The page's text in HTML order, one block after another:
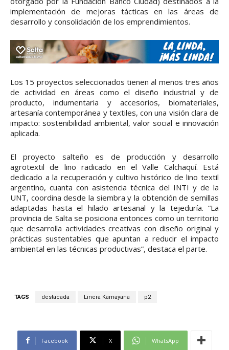
implementación de mejoras tácticas en las áreas de
desarrollo y consolidación de los emprendimientos.
Los 15 proyectos seleccionados tienen al menos tres años
de actividad en áreas como el diseño industrial y de
producto, indumentaria y accesorios, biomateriales,
artesanía contemporánea y textiles, con una visión clara de
impacto: sostenibilidad ambiental, valor social e innovación
aplicada.
El proyecto salteño es de producción y desarrollo
agrotextil de lino radicado en el Valle Calchaquí. Está
dedicado a la recuperación y cultivo histórico de lino textil
argentino, cuanta con asistencia técnica del INTI y de la
UNT, coordina desde la siembra y la obtención de semillas
adaptadas hasta el hilado artesanal y la tejeduría. “La
provincia de Salta se posiciona entonces como un territorio
que desarrolla actividades creativas con diseño original y
prácticas sustentables que apuntan a reducir el impacto
ambiental en las técnicas productivas”, destaca el parte.
TAGS destacada Linera Kamayana p2
Facebook X WhatsApp